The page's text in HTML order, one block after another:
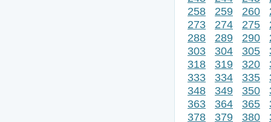
258
259 260
273
274 275
288
289 290
303
304 305
318
319 320
333
334 335
348
349 350
363
364 365
378
379 380